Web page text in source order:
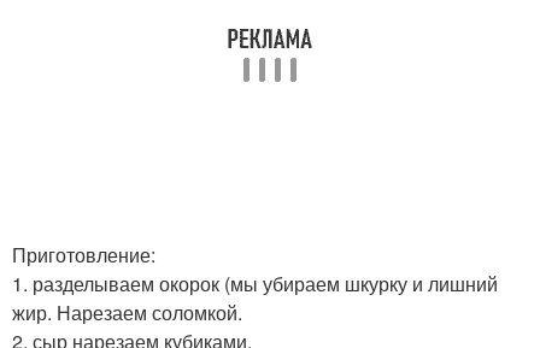
Приготовление:
1. разделываем окорок (мы убираем шкурку и лишний
жир. Нарезаем соломкой.
2. сыр нарезаем кубиками.